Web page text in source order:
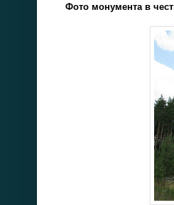
Фото монумента в